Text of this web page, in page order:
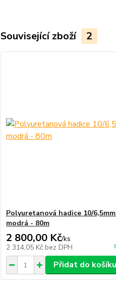
Související zboží 2
Polyuretanová hadice 10/
modrá - 80m
2 800,00 Kč/ks
2 314,05 Kč bez DPH
Přidat do košíku